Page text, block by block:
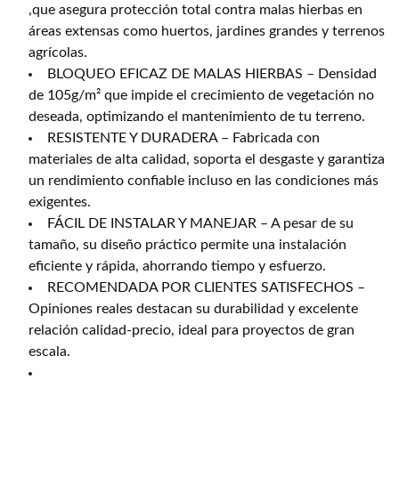
,que asegura protección total contra malas hierbas en
áreas extensas como huertos, jardines grandes y terrenos
agrícolas.
BLOQUEO EFICAZ DE MALAS HIERBAS – Densidad
de 105g/m² que impide el crecimiento de vegetación no
deseada, optimizando el mantenimiento de tu terreno.
RESISTENTE Y DURADERA – Fabricada con
materiales de alta calidad, soporta el desgaste y garantiza
un rendimiento confiable incluso en las condiciones más
exigentes.
FÁCIL DE INSTALAR Y MANEJAR – A pesar de su
tamaño, su diseño práctico permite una instalación
eficiente y rápida, ahorrando tiempo y esfuerzo.
RECOMENDADA POR CLIENTES SATISFECHOS –
Opiniones reales destacan su durabilidad y excelente
relación calidad-precio, ideal para proyectos de gran
escala.